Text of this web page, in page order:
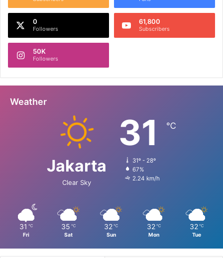
0
Followers
61,800
Subscribers
50K
Followers
Weather
Jakarta
Clear Sky
31 ℃
31º - 28º
67%
2.24 km/h
31 ℃
Fri
35 ℃
Sat
32 ℃
Sun
32 ℃
Mon
32 ℃
Tue